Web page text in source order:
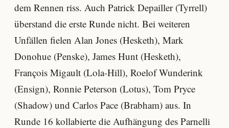
dem Rennen riss. Auch Patrick Depailler (Tyrrell)
überstand die erste Runde nicht. Bei weiteren
Unfällen fielen Alan Jones (Hesketh), Mark
Donohue (Penske), James Hunt (Hesketh),
François Migault (Lola-Hill), Roelof Wunderink
(Ensign), Ronnie Peterson (Lotus), Tom Pryce
(Shadow) und Carlos Pace (Brabham) aus. In
Runde 16 kollabierte die Aufhängung des Parnelli